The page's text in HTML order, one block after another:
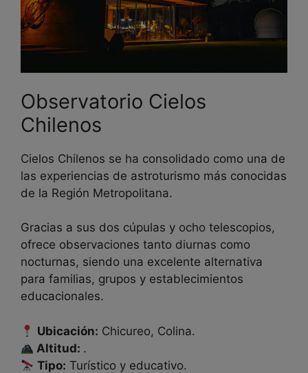
Observatorio Cielos
Chilenos
Cielos Chilenos se ha consolidado como una de
las experiencias de astroturismo más conocidas
de la Región Metropolitana.
Gracias a sus dos cúpulas y ocho telescopios,
ofrece observaciones tanto diurnas como
nocturnas, siendo una excelente alternativa
para familias, grupos y establecimientos
educacionales.
Ubicación: Chicureo, Colina.
Altitud: .
Tipo: Turístico y educativo.